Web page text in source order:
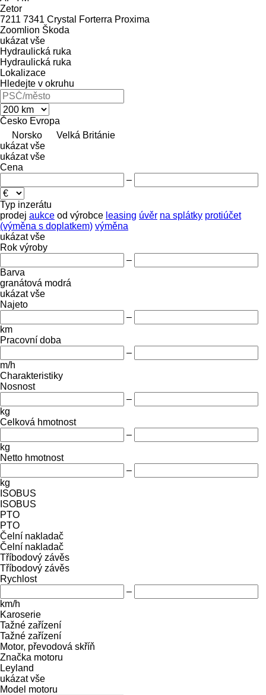
Zetor
7211 7341 Crystal Forterra Proxima
Zoomlion Škoda
ukázat vše
Hydraulická ruka
Hydraulická ruka
Lokalizace
Hledejte v okruhu
Česko Evropa
Norsko
Velká Británie
ukázat vše
ukázat vše
Cena
–
Typ inzerátu
prodej aukce od výrobce leasing úvěr na splátky protiúčet
(výměna s doplatkem) výměna
ukázat vše
Rok výroby
–
Barva
granátová modrá
ukázat vše
Najeto
–
km
Pracovní doba
–
m/h
Charakteristiky
Nosnost
–
kg
Celková hmotnost
–
kg
Netto hmotnost
–
kg
ISOBUS
ISOBUS
PTO
PTO
Čelní nakladač
Čelní nakladač
Tříbodový závěs
Tříbodový závěs
Rychlost
–
km/h
Karoserie
Tažné zařízení
Tažné zařízení
Motor, převodová skříň
Značka motoru
Leyland
ukázat vše
Model motoru